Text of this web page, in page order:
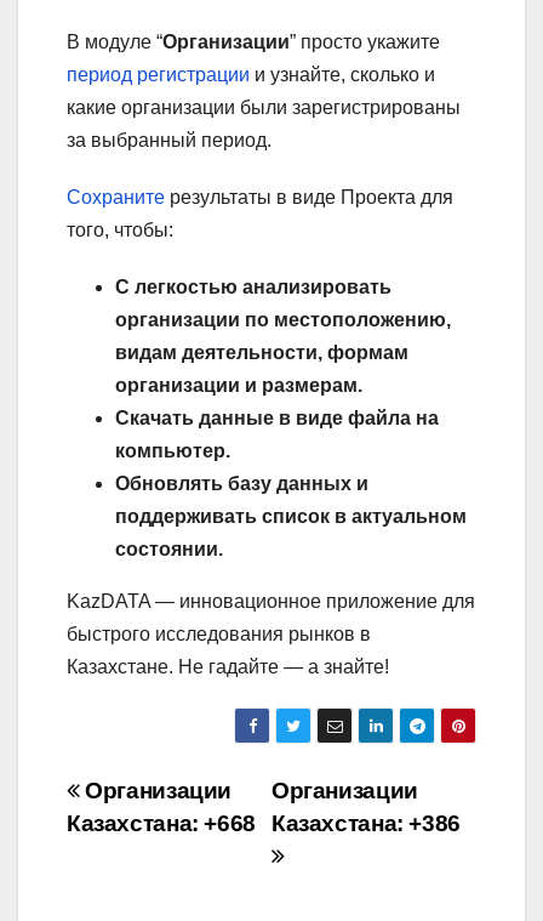
В модуле “Организации” просто укажите
период регистрации и узнайте, сколько и
какие организации были зарегистрированы
за выбранный период.
Сохраните результаты в виде Проекта для
того, чтобы:
С легкостью анализировать
организации по местоположению,
видам деятельности, формам
организации и размерам.
Скачать данные в виде файла на
компьютер.
Обновлять базу данных и
поддерживать список в актуальном
состоянии.
KazDATA — инновационное приложение для
быстрого исследования рынков в
Казахстане. Не гадайте — а знайте!
Навигация
по
Организации
Казахстана: +386
Организации
Казахстана: +668